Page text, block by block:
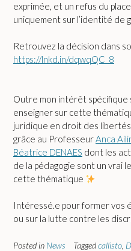
exprimée, et un refus du
uniquement sur l’identité de
Retrouvez la décision dans
https://lnkd.in/dqwqQC_8
Outre mon intérêt spécifique
enseigner sur cette
juridique en droit des libertés
grâce au ProfesseurAnca
Béatrice DENAES dont les
de la pédagogie sont un vrai
cette thématique
Intéressé.e pour former vos
ou sur la lutte contre les
Posted in News Taggedcallisto